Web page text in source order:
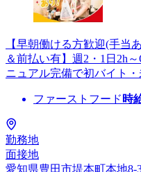
【早朝働ける方歓迎(手
＆前払い有】週2・1日2h
ニュアル完備で初バイト
ファーストフード 時
勤務地
面接地
愛知県豊田市堤本町本地8-